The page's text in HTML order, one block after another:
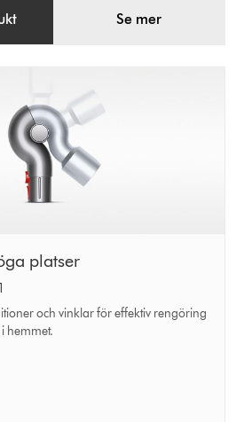
Se mer
platser
och vinklar för effektiv rengöring
hemmet.